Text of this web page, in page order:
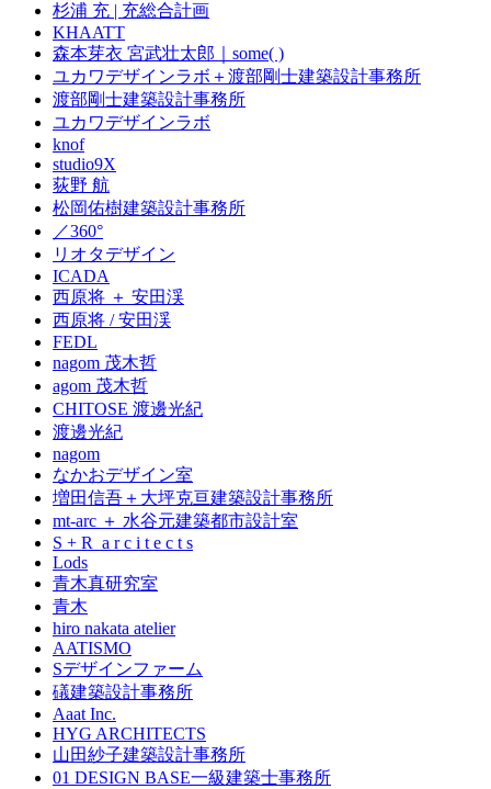
杉浦 充 | 充総合計画
KHAATT
森本芽衣 宮武壮太郎｜some( )
ユカワデザインラボ＋渡部剛士建築設計事務所
渡部剛士建築設計事務所
ユカワデザインラボ
knof
studio9X
荻野 航
松岡佑樹建築設計事務所
／360°
リオタデザイン
ICADA
西原将 ＋ 安田渓
西原将 / 安田渓
FEDL
nagom 茂木哲
agom 茂木哲
CHITOSE 渡邊光紀
渡邊光紀
nagom
なかおデザイン室
増田信吾＋大坪克亘建築設計事務所
mt-arc ＋ 水谷元建築都市設計室
S + R a r c i t e c t s
Lods
青木真研究室
青木
hiro nakata atelier
AATISMO
Sデザインファーム
礒建築設計事務所
Aaat Inc.
HYG ARCHITECTS
山田紗子建築設計事務所
01 DESIGN BASE一級建築士事務所